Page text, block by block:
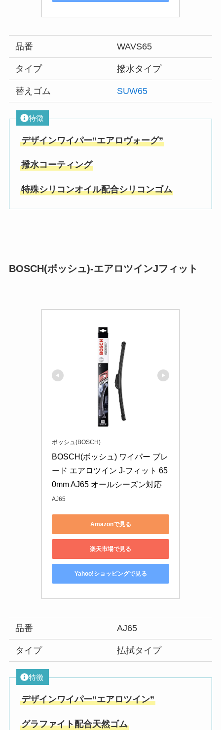
品番 WAVS65
タイプ 撥水タイプ
替えゴム SUW65
特徴
デザインワイパー”エアロヴォーグ”
撥水コーティング
特殊シリコンオイル配合シリコンゴム
BOSCH(ボッシュ)-エアロツインJフィット
ボッシュ(BOSCH)
BOSCH(ボッシュ) ワイパー ブレ
ード エアロツイン J-フィット 65
0mm AJ65 オールシーズン対応
AJ65
Amazonで見る
楽天市場で見る
Yahoo!ショッピングで見る
品番 AJ65
タイプ 払拭タイプ
特徴
デザインワイパー”エアロツイン”
グラファイト配合天然ゴム